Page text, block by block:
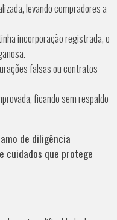
levando compradores a
incorporação registrada, o
falsas ou contratos
ficando sem respaldo
de diligência
que protege